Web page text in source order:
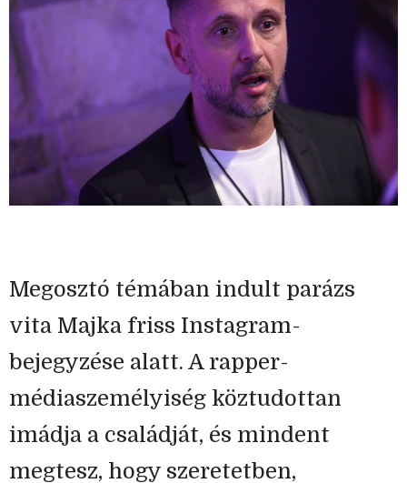
Megosztó témában indult parázs
vita Majka friss Instagram-
bejegyzése alatt. A rapper-
médiaszemélyiség köztudottan
imádja a családját, és mindent
megtesz, hogy szeretetben,